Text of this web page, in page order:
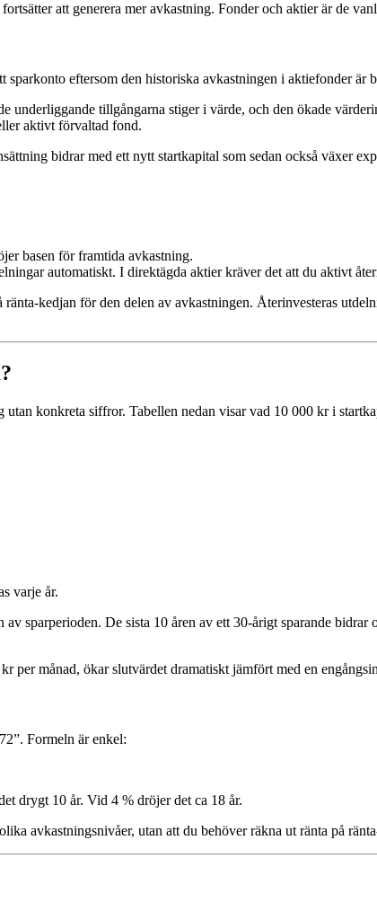
att generera mer avkastning. Fonder och aktier är de
eftersom den historiska avkastningen i aktiefonder är
underliggande tillgångarna stiger i värde, och den ökade
aktivt förvaltad fond.
bidrar med ett nytt startkapital som sedan också växer
basen för framtida avkastning.
automatiskt. I direktägda aktier kräver det att du aktivt
kedjan för den delen av avkastningen. Återinvesteras
utan konkreta siffror. Tabellen nedan visar vad 10 000 kr i
varje år.
sparperioden. De sista 10 åren av ett 30-årigt sparande
per månad, ökar slutvärdet dramatiskt jämfört med en
Formeln är enkel:
drygt 10 år. Vid 4 % dröjer det ca 18 år.
avkastningsnivåer, utan att du behöver räkna ut ränta på